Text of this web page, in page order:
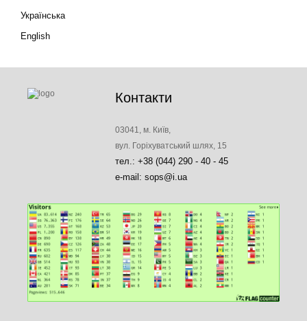
Українська
English
Контакти
03041, м. Київ,
вул. Горіхуватський шлях, 15
тел.: +38 (044) 290 - 40 - 45
e-mail: sops@i.ua